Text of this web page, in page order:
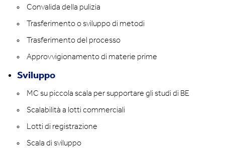
Convalida della pulizia
Trasferimento o sviluppo di metodi
Trasferimento del processo
Approvvigionamento di materie prime
Sviluppo
MC su piccola scala per supportare gli studi di BE
Scalabilità a lotti commerciali
Lotti di registrazione
Scala di sviluppo